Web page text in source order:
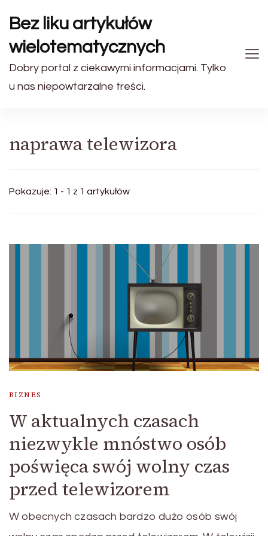
Bez liku artykułów
wielotematycznych
Dobry portal z ciekawymi informacjami. Tylko
u nas niepowtarzalne treści.
naprawa telewizora
Pokazuje: 1 - 1 z 1 artykułów
BIZNES
W aktualnych czasach
niezwykle mnóstwo osób
poświęca swój wolny czas
przed telewizorem
W obecnych czasach bardzo dużo osób swój